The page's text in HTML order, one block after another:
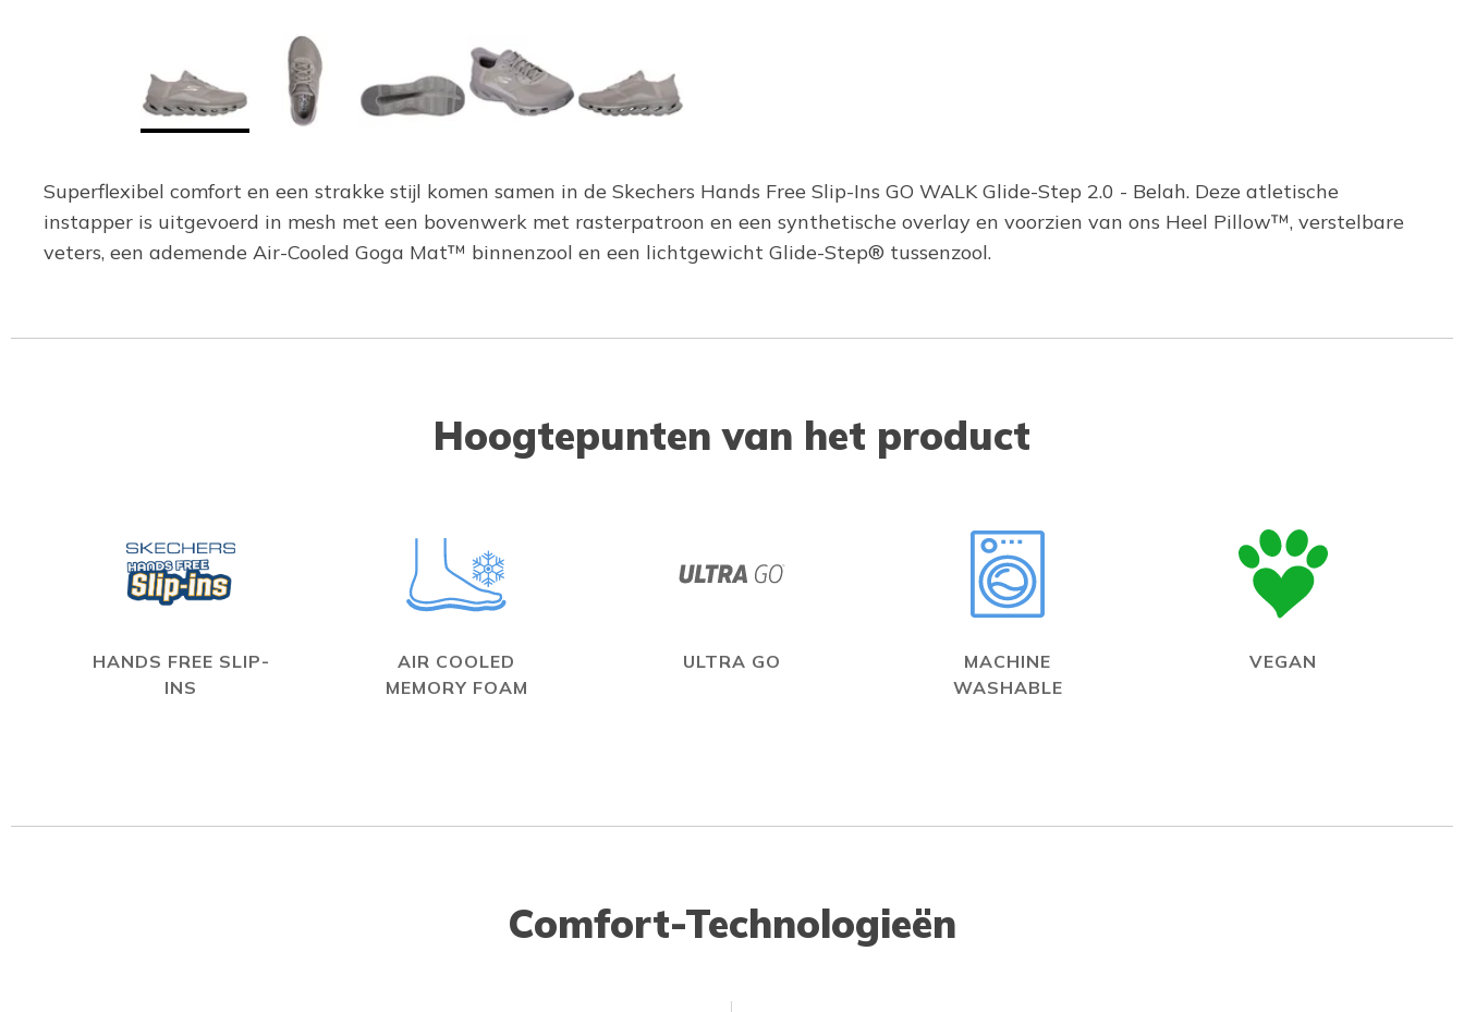
Superflexibel comfort en een strakke stijl komen samen in de Skechers Hands Free Slip-Ins GO WALK Glide-Step 2.0 - Belah. Deze atletische
instapper is uitgevoerd in mesh met een bovenwerk met rasterpatroon en een synthetische overlay en voorzien van ons Heel Pillow™, verstelbare
veters, een ademende Air-Cooled Goga Mat™ binnenzool en een lichtgewicht Glide-Step® tussenzool.
Hoogtepunten van het product
HANDS FREE SLIP-
INS
AIR COOLED
MEMORY FOAM
ULTRA GO
MACHINE
WASHABLE
VEGAN
Comfort-Technologieën